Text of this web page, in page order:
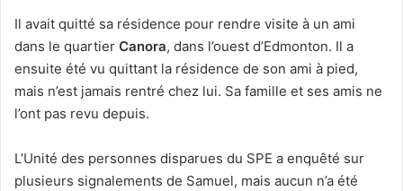
Il avait quitté sa résidence pour rendre visite à un ami
dans le quartier Canora, dans l’ouest d’Edmonton. Il a
ensuite été vu quittant la résidence de son ami à pied,
mais n’est jamais rentré chez lui. Sa famille et ses amis ne
l’ont pas revu depuis.
L’Unité des personnes disparues du SPE a enquêté sur
plusieurs signalements de Samuel, mais aucun n’a été